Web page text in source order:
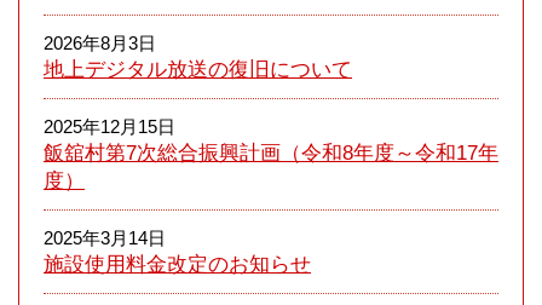
2026年8月3日
地上デジタル放送の復旧について
2025年12月15日
飯舘村第7次総合振興計画（令和8年度～令和17年
度）
2025年3月14日
施設使用料金改定のお知らせ